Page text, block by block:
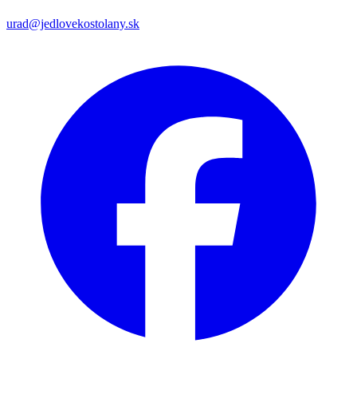
urad@jedlovekostolany.sk